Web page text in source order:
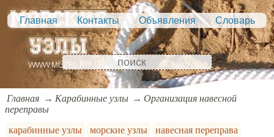
Главная Контакты Объявления Словарь
Главная Карабинные узлы
Организация навесной
переправы
карабинные узлы
морские узлы навесная переправа